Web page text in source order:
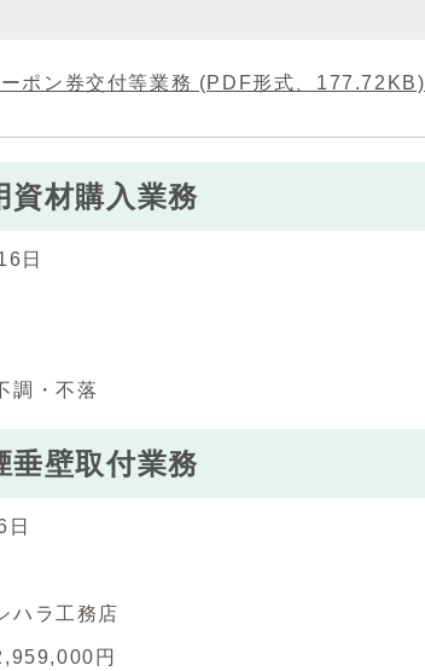
ポン券交付等業務 (PDF形式、177.72KB)
資材購入業務
日
調・不落
垂壁取付業務
ハラ工務店
円